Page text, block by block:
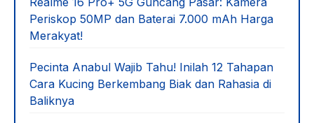
Periskop 50MP dan Baterai 7.000 mAh Harga
Merakyat!
Pecinta Anabul Wajib Tahu! Inilah 12 Tahapan
Cara Kucing Berkembang Biak dan Rahasia di
Baliknya